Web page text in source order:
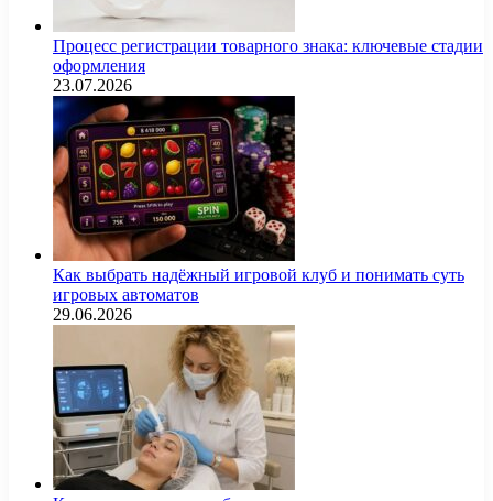
Процесс регистрации товарного знака: ключевые стадии
оформления
23.07.2026
Как выбрать надёжный игровой клуб и понимать суть
игровых автоматов
29.06.2026